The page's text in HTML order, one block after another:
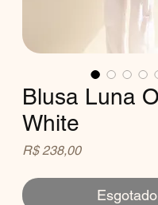
Blusa Luna
White
R$ 238,00Preço
Esgotado